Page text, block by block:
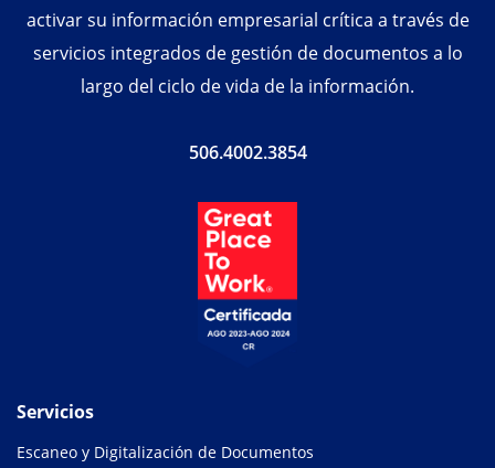
activar su información empresarial crítica a través de
servicios integrados de gestión de documentos a lo
largo del ciclo de vida de la información.
506.4002.3854
Servicios
Escaneo y Digitalización de Documentos